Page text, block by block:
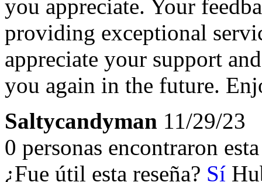
you appreciate. Your
providing exceptional
appreciate your support
you again in the future.
Saltycandyman 11/29/23
0 personas encontraron
¿Fue útil esta reseña? Sí